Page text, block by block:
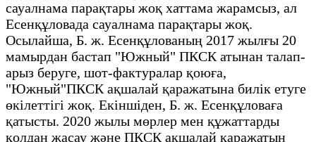
сауалнама парақтары жоқ хаттама жарамсыз, ал
Есенқұловада сауалнама парақтары жоқ.
Осылайша, Б. ж. Есенқұлованың 2017 жылғы 20
мамырдан бастап "Южный" ПКСК атынан талап-
арыз беруге, шот-фактуралар қоюға,
"Южный"ПКСК ақшалай қаражатына билік етуге
өкілеттігі жоқ. Екіншіден, Б. ж. Есенқұловаға
қатысты. 2020 жылы мөрлер мен құжаттарды
қолдан жасау және ПКСК ақшалай қаражатын